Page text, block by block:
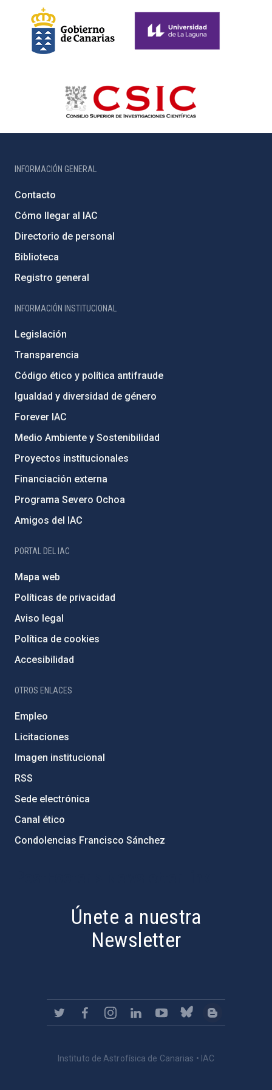
INFORMACIÓN GENERAL
Contacto
Cómo llegar al IAC
Directorio de personal
Biblioteca
Registro general
INFORMACIÓN INSTITUCIONAL
Legislación
Transparencia
Código ético y política antifraude
Igualdad y diversidad de género
Forever IAC
Medio Ambiente y Sostenibilidad
Proyectos institucionales
Financiación externa
Programa Severo Ochoa
Amigos del IAC
PORTAL DEL IAC
Mapa web
Políticas de privacidad
Aviso legal
Política de cookies
Accesibilidad
OTROS ENLACES
Empleo
Licitaciones
Imagen institucional
RSS
Sede electrónica
Canal ético
Condolencias Francisco Sánchez
Únete a nuestra
Newsletter
Instituto de Astrofísica de Canarias • IAC